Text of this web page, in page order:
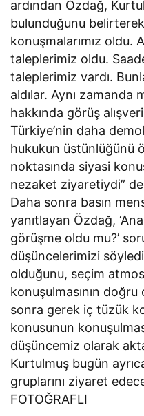
ardından Özdağ,
bulunduğunu
konuşmalarımız oldu.
taleplerimiz oldu.
taleplerimiz vardı.
aldılar. Aynı
hakkında görüş
Türkiye’nin daha
hukukun üstünlüğünü
noktasında siyasi
nezaket ziyaretiydi”
Daha sonra basın
yanıtlayan Özdağ,
görüşme oldu mu?’
düşüncelerimizi
olduğunu, seçim
konuşulmasının doğru
sonra gerek iç tüzük
konusunun
düşüncemiz olarak
Kurtulmuş bugün
gruplarını ziyaret
FOTOĞRAFLI